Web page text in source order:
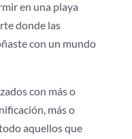
en una playa
donde las
con un mundo
con más o
más o
aquellos que